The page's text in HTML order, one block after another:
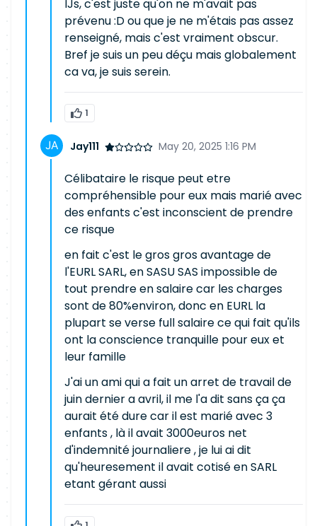
IJs, c'est juste qu'on ne m'avait pas
prévenu :D ou que je ne m'étais pas assez
renseigné, mais c'est vraiment obscur.
Bref je suis un peu déçu mais globalement
ca va, je suis serein.
1
Jay111 May 20, 2025 1:16 PM
Célibataire le risque peut etre
compréhensible pour eux mais marié avec
des enfants c'est inconscient de prendre
ce risque
en fait c'est le gros gros avantage de
l'EURL SARL, en SASU SAS impossible de
tout prendre en salaire car les charges
sont de 80%environ, donc en EURL la
plupart se verse full salaire ce qui fait qu'ils
ont la conscience tranquille pour eux et
leur famille
J'ai un ami qui a fait un arret de travail de
juin dernier a avril, il me l'a dit sans ça ça
aurait été dure car il est marié avec 3
enfants , là il avait 3000euros net
d'indemnité journaliere , je lui ai dit
qu'heuresement il avait cotisé en SARL
etant gérant aussi